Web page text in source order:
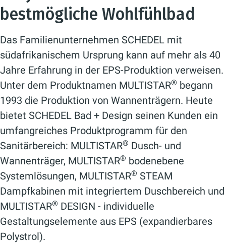
bestmögliche Wohlfühlbad
Das Familienunternehmen SCHEDEL mit
südafrikanischem Ursprung kann auf mehr als 40
Jahre Erfahrung in der EPS-Produktion verweisen.
Unter dem Produktnamen MULTISTAR® begann
1993 die Produktion von Wannenträgern. Heute
bietet SCHEDEL Bad + Design seinen Kunden ein
umfangreiches Produktprogramm für den
Sanitärbereich: MULTISTAR® Dusch- und
Wannenträger, MULTISTAR® bodenebene
Systemlösungen, MULTISTAR® STEAM
Dampfkabinen mit integriertem Duschbereich und
MULTISTAR® DESIGN - individuelle
Gestaltungselemente aus EPS (expandierbares
Polystrol).